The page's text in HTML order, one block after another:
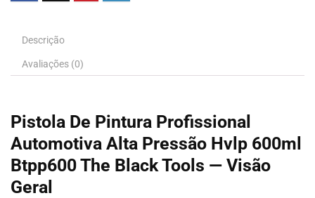
Descrição
Avaliações (0)
Pistola De Pintura Profissional
Automotiva Alta Pressão Hvlp 600ml
Btpp600 The Black Tools — Visão
Geral